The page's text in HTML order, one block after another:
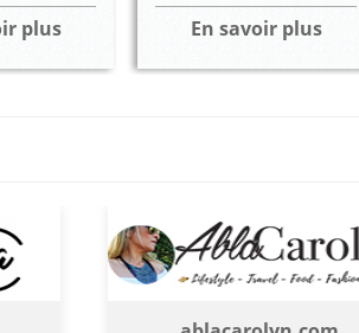
plus En savoir plus